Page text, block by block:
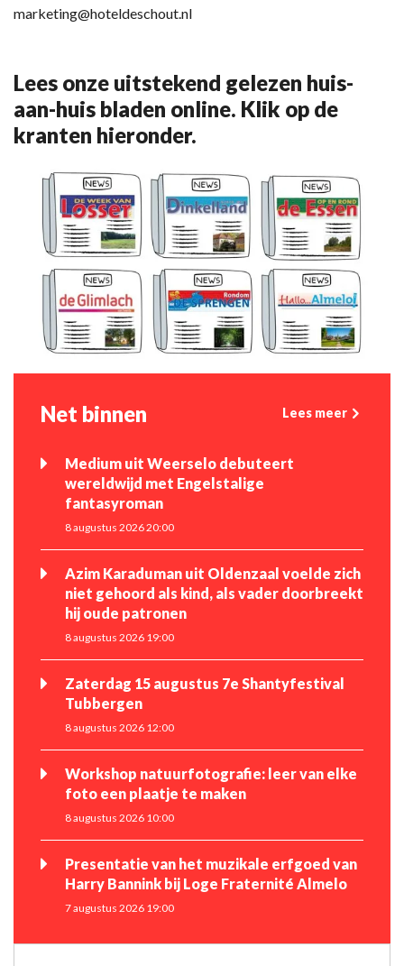
marketing@hoteldeschout.nl
Lees onze uitstekend gelezen huis-
aan-huis bladen online. Klik op de
kranten hieronder.
Net binnen Lees meer
Medium uit Weerselo debuteert
wereldwijd met Engelstalige
fantasyroman
8 augustus 2026 20:00
Azim Karaduman uit Oldenzaal voelde zich
niet gehoord als kind, als vader doorbreekt
hij oude patronen
8 augustus 2026 19:00
Zaterdag 15 augustus 7e Shantyfestival
Tubbergen
8 augustus 2026 12:00
Workshop natuurfotografie: leer van elke
foto een plaatje te maken
8 augustus 2026 10:00
Presentatie van het muzikale erfgoed van
Harry Bannink bij Loge Fraternité Almelo
7 augustus 2026 19:00